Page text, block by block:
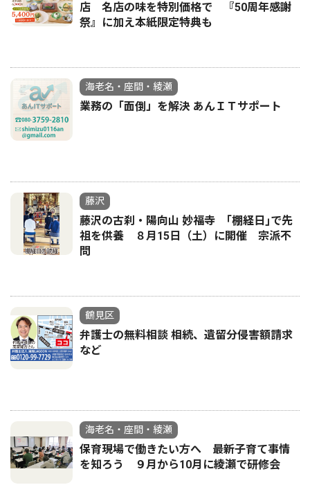
店 名店の味を特別価格で 『50周年感謝
祭』に加え本紙限定特典も
海老名・座間・綾瀬
業務の「面倒」を解決 あんＩＴサポート
藤沢
藤沢の古刹・陽向山 妙福寺 ｢棚経日｣で先
祖を供養 ８月15日（土）に開催 宗派不
問
鶴見区
弁護士の無料相談 相続、遺留分侵害額請求
など
海老名・座間・綾瀬
保育現場で働きたい方へ 最新子育て事情
を知ろう ９月から10月に綾瀬で研修会